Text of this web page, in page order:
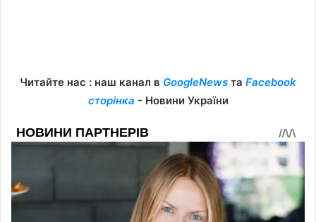
Читайте нас : наш канал в GoogleNews та Facebook
сторінка - Новини України